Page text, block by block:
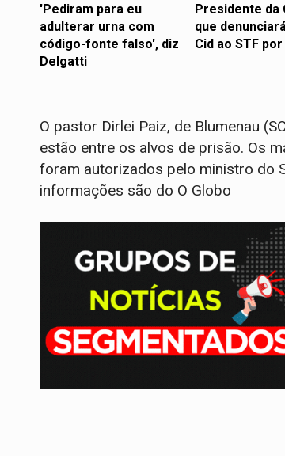
'Pediram para eu
adulterar urna com
código-fonte falso', diz
Delgatti
Presidente da
que
Cid ao STF
O pastor Dirlei Paiz, de Blumenau
estão entre os alvos de prisão. Os
foram autorizados pelo ministro do
informações são do O Globo